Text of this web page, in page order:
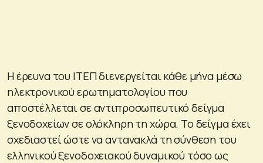
Η έρευνα του ΙΤΕΠ διενεργείται κάθε μήνα μέσω
ηλεκτρονικού ερωτηματολογίου που
αποστέλλεται σε αντιπροσωπευτικό δείγμα
ξενοδοχείων σε ολόκληρη τη χώρα. Το δείγμα έχει
σχεδιαστεί ώστε να αντανακλά τη σύνθεση του
ελληνικού ξενοδοχειακού δυναμικού τόσο ως